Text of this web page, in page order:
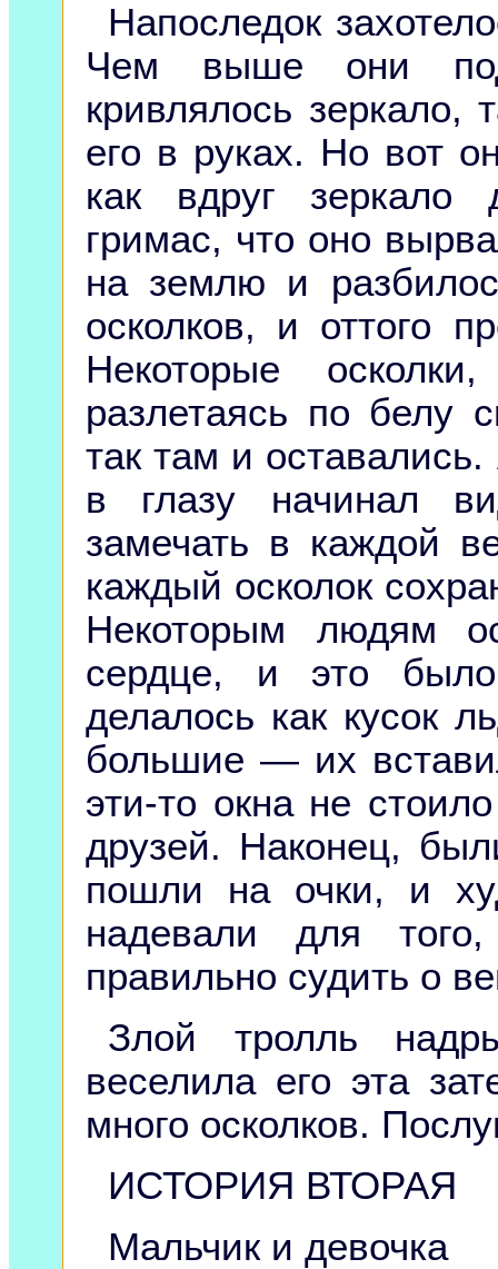
Напоследок
Чем выше они
кривлялось зеркало,
его в руках. Но вот
как вдруг зеркало
гримас, что оно
на землю и
осколков, и оттого
Некоторые
разлетаясь по белу
так там и
в глазу начинал
замечать в каждой
каждый осколок
Некоторым людям
сердце, и это
делалось как кусок
большие — их
эти-то окна не
друзей. Наконец,
пошли на очки, и
надевали для
правильно судить о
Злой тролль
веселила его эта
много осколков.
ИСТОРИЯ ВТОРАЯ
Мальчик и девочка